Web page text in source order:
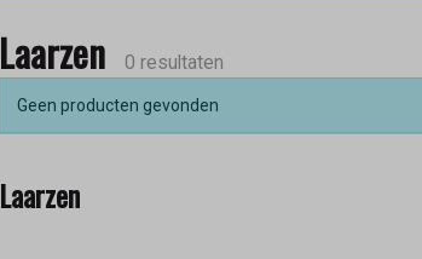
Laarzen 0 resultaten
Geen producten gevonden
Laarzen